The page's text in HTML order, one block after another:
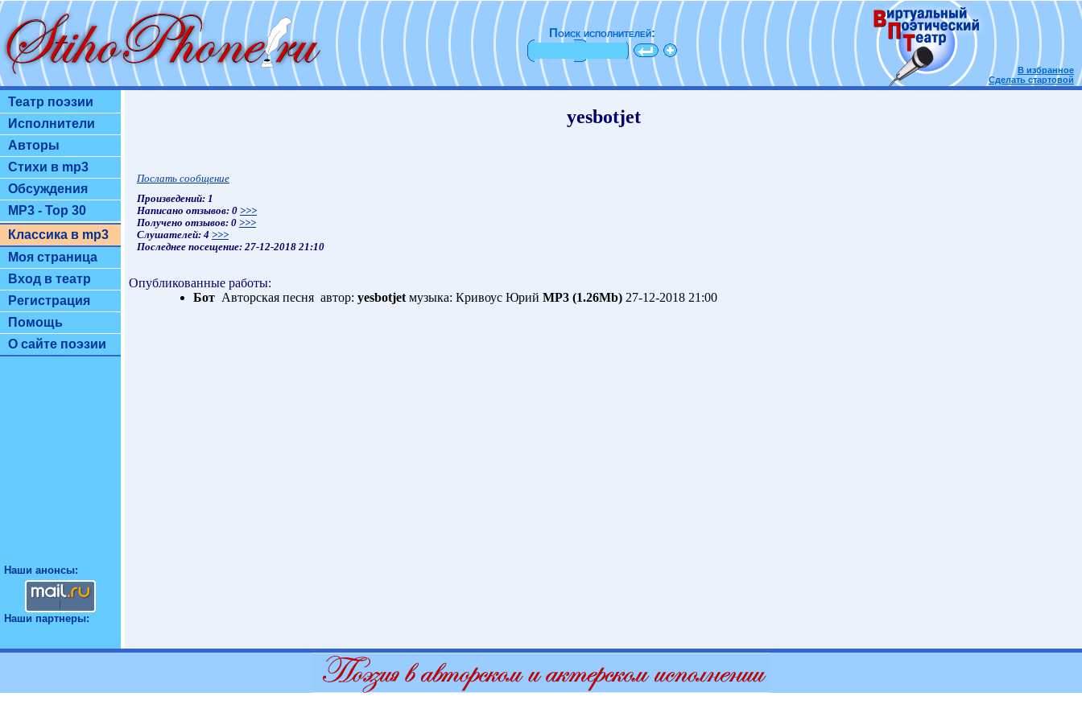
Поиск исполнителей:
В избранное
Сделать стартовой
Театр поэзии
Исполнители
Авторы
Стихи в mp3
Обсуждения
MP3 - Top 30
Классика в mp3
Моя страница
Вход в театр
Регистрация
Помощь
О сайте поэзии
Наши анонсы:
Наши партнеры:
yesbotjet
Послать сообщение
Произведений: 1
Написано отзывов: 0 >>>
Получено отзывов: 0 >>>
Слушателей: 4 >>>
Последнее посещение: 27-12-2018 21:10
Опубликованные работы:
Бот Авторская песня автор: yesbotjet музыка: Кривоус Юрий MP3 (1.26Mb) 27-12-2018 21:00